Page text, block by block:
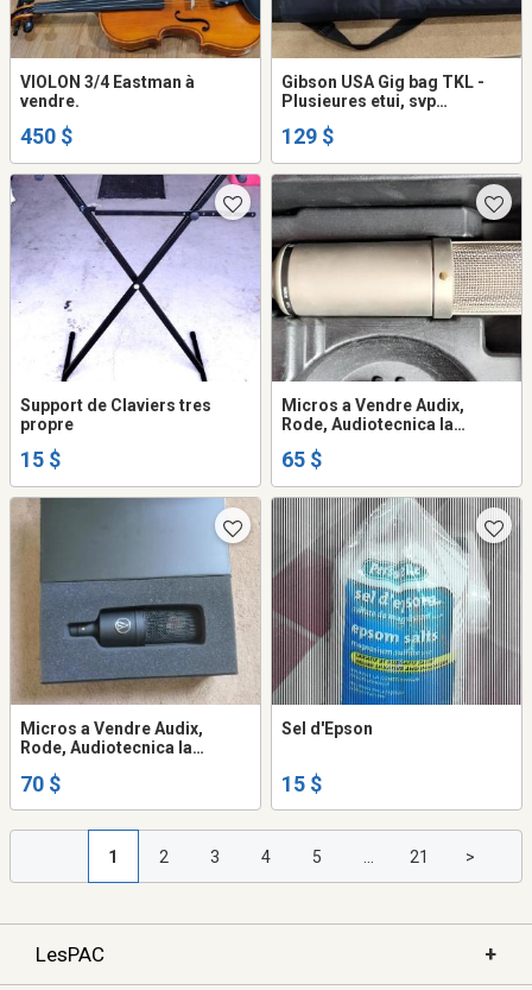
VIOLON 3/4 Eastman à
vendre.
450 $
Gibson USA Gig bag TKL -
Plusieures etui, svp
129 $
Support de Claviers tres
propre
15 $
Micros a Vendre Audix,
Rode, Audiotecnica la
65 $
Micros a Vendre Audix,
Rode, Audiotecnica la
70 $
Sel d'Epson
15 $
1 2 3 4 5 21 >
LesPAC +